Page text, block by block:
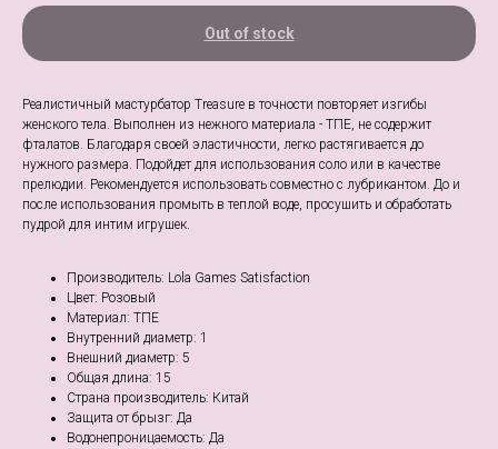
Out of stock
Реалистичный мастурбатор Treasure в точности повторяет изгибы
женского тела. Выполнен из нежного материала - ТПЕ, не содержит
фталатов. Благодаря своей эластичности, легко растягивается до
нужного размера. Подойдет для использования соло или в качестве
прелюдии. Рекомендуется использовать совместно с лубрикантом. До и
после использования промыть в теплой воде, просушить и обработать
пудрой для интим игрушек.
Производитель: Lola Games Satisfaction
Цвет: Розовый
Материал: ТПЕ
Внутренний диаметр: 1
Внешний диаметр: 5
Общая длина: 15
Страна производитель: Китай
Защита от брызг: Да
Водонепроницаемость: Да